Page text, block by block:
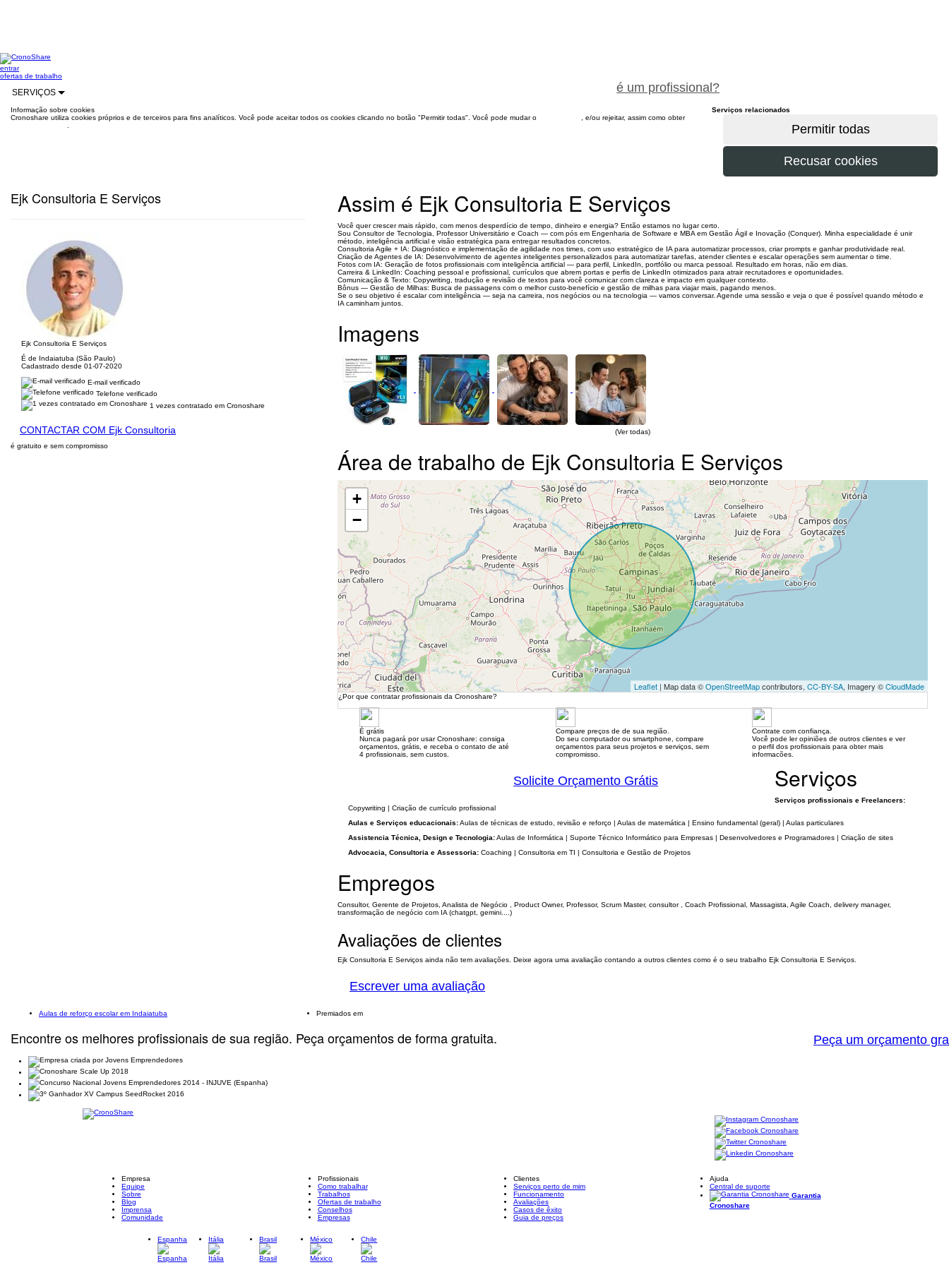
entrar
é um profissional?
ofertas de trabalho
SERVIÇOS
Informação sobre cookies
Cronoshare utiliza cookies próprios e de terceiros para fins analíticos. Você pode aceitar todos os cookies clicando no botão "Permitir todas". Você pode mudar o
, e/ou rejeitar, assim como obter
Ejk Consultoria E Serviços
Ejk Consultoria E Serviços
É de Indaiatuba (São Paulo)
Cadastrado desde 01-07-2020
E-mail verificado
Telefone verificado
1 vezes contratado em Cronoshare
CONTACTAR COM Ejk Consultoria
é gratuito e sem compromisso
Assim é Ejk Consultoria E Serviços
Você quer crescer mais rápido, com menos desperdício de tempo, dinheiro e energia? Então estamos no lugar certo.
Sou Consultor de Tecnologia, Professor Universitário e Coach — com pós em Engenharia de Software e MBA em Gestão Ágil e Inovação (Conquer). Minha especialidade é unir
método, inteligência artificial e visão estratégica para entregar resultados concretos.
Consultoria Agile + IA: Diagnóstico e implementação de agilidade nos times, com uso estratégico de IA para automatizar processos, criar prompts e ganhar produtividade real.
Criação de Agentes de IA: Desenvolvimento de agentes inteligentes personalizados para automatizar tarefas, atender clientes e escalar operações sem aumentar o time.
Fotos com IA: Geração de fotos profissionais com inteligência artificial — para perfil, LinkedIn, portfólio ou marca pessoal. Resultado em horas, não em dias.
Carreira & LinkedIn: Coaching pessoal e profissional, currículos que abrem portas e perfis de LinkedIn otimizados para atrair recrutadores e oportunidades.
Comunicação & Texto: Copywriting, tradução e revisão de textos para você comunicar com clareza e impacto em qualquer contexto.
Bônus — Gestão de Milhas: Busca de passagens com o melhor custo-benefício e gestão de milhas para viajar mais, pagando menos.
Se o seu objetivo é escalar com inteligência — seja na carreira, nos negócios ou na tecnologia — vamos conversar. Agende uma sessão e veja o que é possível quando método e
IA caminham juntos.
Imagens
(Ver todas)
Área de trabalho de Ejk Consultoria E Serviços
+
−
Leaflet | Map data ©OpenStreetMapcontributors, CC-BY-SA, Imagery ©CloudMade
¿Por que contratar profissionais da Cronoshare?
É grátis
Nunca pagará por usar Cronoshare: consiga
orçamentos, grátis, e receba o contato de até
4 profissionais, sem custos.
Compare preços de de sua região.
Do seu computador ou smartphone, compare
orçamentos para seus projetos e serviços, sem
compromisso.
Contrate com confiança.
Você pode ler opiniões de outros clientes e ver
o perfil dos profissionais para obter mais
informacões.
Solicite Orçamento Grátis Serviços
Serviços profissionais e Freelancers:
Copywriting | Criação de currículo profissional
Aulas e Serviços educacionais:Aulas de técnicas de estudo, revisão e reforço | Aulas de matemática | Ensino fundamental (geral) | Aulas particulares
Assistencia Técnica, Design e Tecnologia:Aulas de Informática | Suporte Técnico Informático para Empresas | Desenvolvedores e Programadores | Criação de sites
Advocacia, Consultoria e Assessoria: Coaching | Consultoria em TI | Consultoria e Gestão de Projetos
Empregos
Consultor, Gerente de Projetos, Analista de Negócio , Product Owner, Professor, Scrum Master, consultor , Coach Profissional, Massagista, Agile Coach, delivery manager,
transformação de negócio com IA (chatgpt, gemini....)
Avaliações de clientes
Ejk Consultoria E Serviços ainda não tem avaliações. Deixe agora uma avaliação contando a outros clientes como é o seu trabalho Ejk Consultoria E Serviços.
Escrever uma avaliação
Serviços relacionados
Aulas de reforço escolar em Indaiatuba
Encontre os melhores profissionais de sua região. Peça orçamentos de forma gratuita. Peça um orçamento
Premiados em
Empresa
Equipe
Sobre
Blog
Imprensa
Comunidade
Profissionais
Como trabalhar
Trabalhos
Ofertas de trabalho
Conselhos
Empresas
Clientes
Serviços perto de mim
Funcionamento
Avaliações
Casos de êxito
Guia de preços
Ajuda
Central de suporte
Garantia
Cronoshare
Espanha Itália Brasil México Chile